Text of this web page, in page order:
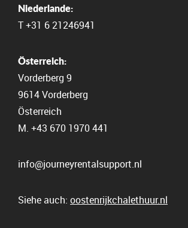
Niederlande:
T+31 6 21246941
Österreich:
Vorderberg 9
9614 Vorderberg
Österreich
M. +43 670 1970 441
info@journeyrentalsupport.nl
Siehe auch: oostenrijkchalethuur.nl
+43 670 1970 441
info@journeyrentalsupport.nl
Senden Sie eine Nachricht
Kontaktformular